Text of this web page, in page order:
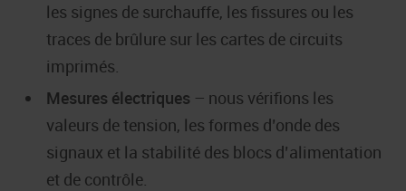
les signes de surchauffe, les fissures ou les
traces de brûlure sur les cartes de circuits
imprimés.
Mesures électriques – nous vérifions les
valeurs de tension, les formes d’onde des
signaux et la stabilité des blocs d’alimentation
et de contrôle.